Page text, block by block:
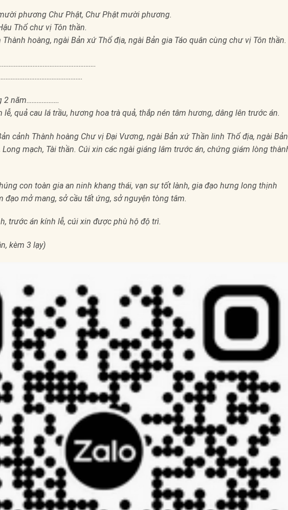
phương Chư Phật, Chư Phật mười phương.
Thổ chư vị Tôn thần.
hoàng, ngài Bản xứ Thổ địa, ngài Bản gia Táo quân cùng chư vị Tôn thần.
2 năm……………….
quả cau lá trầu, hương hoa trà quả, thắp nén tâm hương, dâng lên trước án.
cảnh Thành hoàng Chư vị Đại Vương, ngài Bản xứ Thần linh Thổ địa, ngài Bản
mạch, Tài thần. Cúi xin các ngài giáng lâm trước án, chứng giám lòng
con toàn gia an ninh khang thái, vạn sự tốt lành, gia đạo hưng long thịnh
đạo mở mang, sở cầu tất ứng, sở nguyện tòng tâm.
trước án kính lễ, cúi xin được phù hộ độ trì.
kèm 3 lạy)